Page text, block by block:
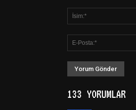
133 YORUMLAR